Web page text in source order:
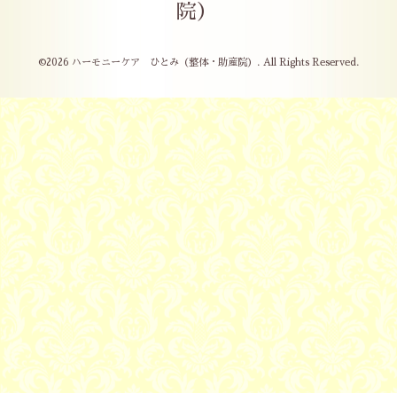
院）
©2026 ハーモニーケア ひとみ（整体・助産院） . All Rights Reserved.